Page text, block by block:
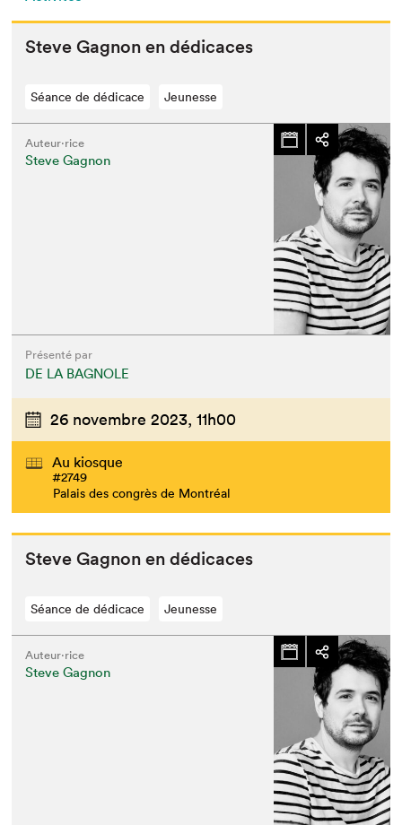
Steve Gagnon en dédicaces
Séance de dédicace Jeunesse
Auteur·rice
Steve Gagnon
Présenté par
DE LA BAGNOLE
26 novembre 2023, 11h00
Au kiosque
#2749
Palais des congrès de Montréal
Steve Gagnon en dédicaces
Séance de dédicace Jeunesse
Auteur·rice
Steve Gagnon